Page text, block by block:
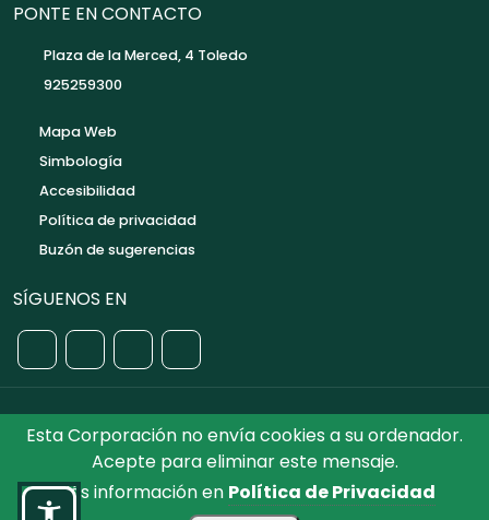
Esta Corporación no envía cookies a su ordenador.
Acepte para eliminar este mensaje.
Más información en Política de Privacidad
PONTE EN CONTACTO
Plaza de la Merced, 4 Toledo
925259300
Mapa Web
Simbología
Accesibilidad
Política de privacidad
Buzón de sugerencias
SÍGUENOS EN
©2026 Diputación de Toledo. Reservados todos los
Derechos. Diseñado por Diputación de Toledo